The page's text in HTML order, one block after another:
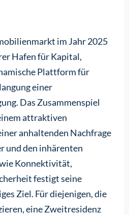
im Jahr 2025
Hafen für Kapital,
Plattform für
einer
Das Zusammenspiel
attraktiven
anhaltenden Nachfrage
und den inhärenten
Konnektivität,
festigt seine
Ziel. Für diejenigen, die
eine Zweitresidenz